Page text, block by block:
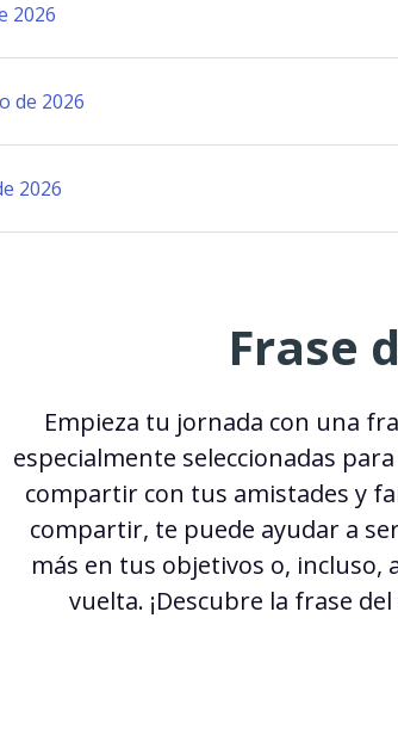
2026
de 2026
2026
Frase
Empieza tu jornada con una
especialmente seleccionadas
compartir con tus amistades y
compartir, te puede ayudar a
más en tus objetivos o,
vuelta. ¡Descubre la frase